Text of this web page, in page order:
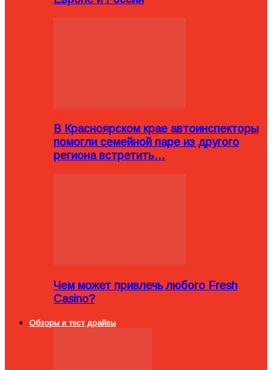
В Красноярском крае автоинспекторы
помогли семейной паре из другого
региона встретить…
Чем может привлечь любого Fresh
Casino?
Обзоры и тест драйвы